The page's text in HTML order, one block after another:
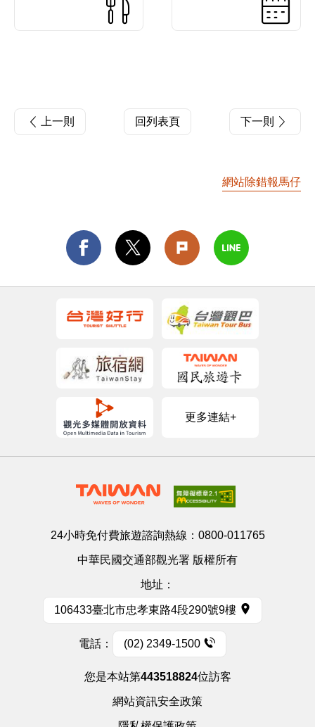
上一則 回列表頁 下一則
網站除錯報馬仔
更多連結+
24小時免付費旅遊諮詢熱線： 0800-011765
中華民國交通部觀光署 版權所有
地址：
106433臺北市忠孝東路4段290號9樓
電話： (02) 2349-1500
您是本站第443518824位訪客
網站資訊安全政策